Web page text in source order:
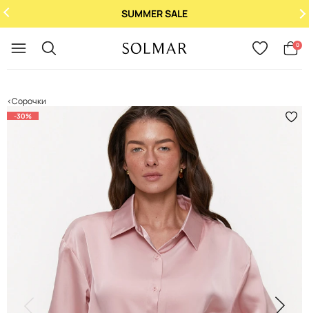
SUMMER SALE
0
Сорочки
-30%